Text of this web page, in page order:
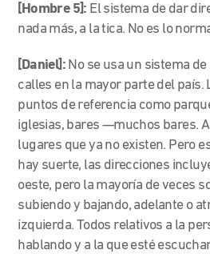
[Hombre 5]: El sistema de dar
nada más, a la tica. No es lo
[Daniel]: No se usa un sistema
calles en la mayor parte del país.
puntos de referencia como
iglesias, bares —muchos bares.
lugares que ya no existen. Pero
hay suerte, las direcciones
oeste, pero la mayoría de veces
subiendo y bajando, adelante o
izquierda. Todos relativos a la
hablando y a la que esté